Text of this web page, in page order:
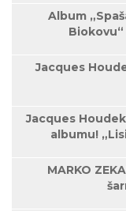
Album
Jacques
Jacques
albumu!
MARKO